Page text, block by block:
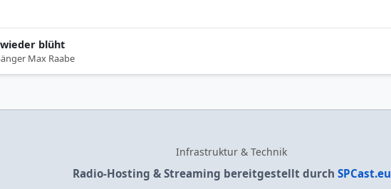
blüht
Max Raabe
Infrastruktur & Technik
Radio-Hosting & Streaming bereitgestellt durch SPCast.eu